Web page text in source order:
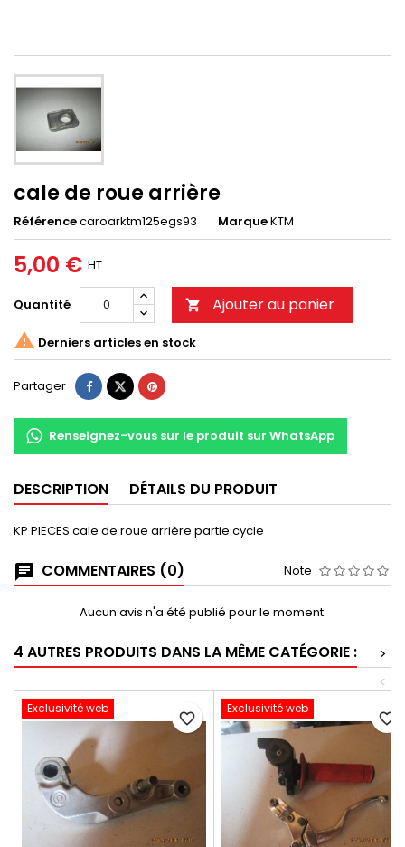
cale de roue arrière
Référencecaroarktm125egs93 MarqueKTM
5,00 € HT
Quantité  Ajouter au panier
 Derniers articles en stock
Partager
Renseignez-vous sur le produit sur WhatsApp
DESCRIPTION DÉTAILS DU PRODUIT
KP PIECES cale de roue arrière partie cycle
COMMENTAIRES (0) Note
Aucun avis n'a été publié pour le moment.
4 AUTRES PRODUITS DANS LA MÊME CATÉGORIE :
>
<
Exclusivité web
favorite_border
Exclusivité web
favorite_border